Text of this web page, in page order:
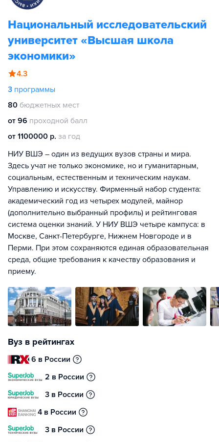
Национальный исследовательский
университет «Высшая школа
экономики»
4.3
3 программы
80 бюджетных мест
от 96 проходной балл
от 1100000 р. за год
НИУ ВШЭ – один из ведущих вузов страны и мира.
Здесь учат не только экономике, но и гуманитарным,
социальным, естественным и техническим наукам.
Управлению и искусству. Фирменный набор студента:
академический год из четырех модулей, майнор
(дополнительно выбранный профиль) и рейтинговая
система оценки знаний. У НИУ ВШЭ четыре кампуса: в
Москве, Санкт-Петербурге, Нижнем Новгороде и в
Перми. При этом сохраняются единая образовательная
среда, общие требования к качеству образования и
приему.
Вуз в рейтингах
6 в России
2 в России
3 в России
4 в России
3 в России